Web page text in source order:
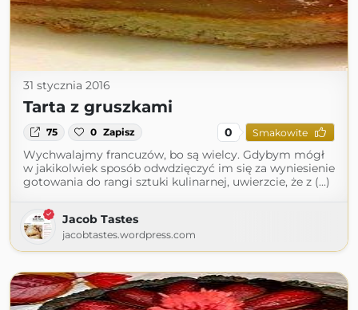
31 stycznia 2016
Tarta z gruszkami
75 0 Zapisz 0 Smakowite
Wychwalajmy francuzów, bo są wielcy. Gdybym mógł
w jakikolwiek sposób odwdzięczyć im się za wyniesienie
gotowania do rangi sztuki kulinarnej, uwierzcie, że z (...)
Jacob Tastes
jacobtastes.wordpress.com